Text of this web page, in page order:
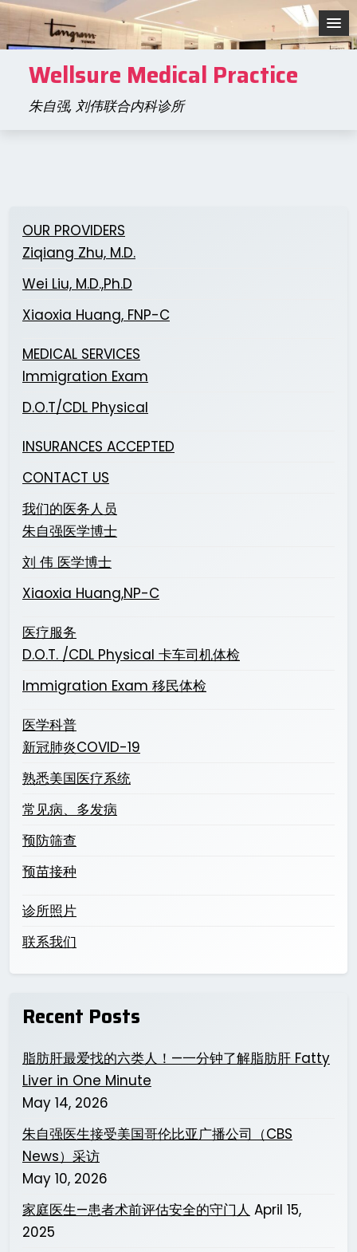
Skip
to
content
Wellsure Medical Practice
朱自强, 刘伟联合内科诊所
OUR PROVIDERS
Ziqiang Zhu, M.D.
Wei Liu, M.D.,Ph.D
Xiaoxia Huang, FNP-C
MEDICAL SERVICES
Immigration Exam
D.O.T/CDL Physical
INSURANCES ACCEPTED
CONTACT US
我们的医务人员
朱自强医学博士
刘 伟 医学博士
Xiaoxia Huang,NP-C
医疗服务
D.O.T. /CDL Physical 卡车司机体检
Immigration Exam 移民体检
医学科普
新冠肺炎COVID-19
熟悉美国医疗系统
常见病、多发病
预防筛查
预苗接种
诊所照片
联系我们
Recent Posts
脂肪肝最爱找的六类人！—一分钟了解脂肪肝 Fatty
Liver in One Minute
May 14, 2026
朱自强医生接受美国哥伦比亚广播公司（CBS
News）采访
May 10, 2026
家庭医生—患者术前评估安全的守门人 April 15,
2025